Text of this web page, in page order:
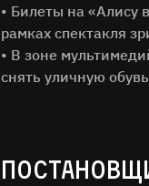
• Билеты на «Алису
рамках спектакля
• В зоне
снять уличную